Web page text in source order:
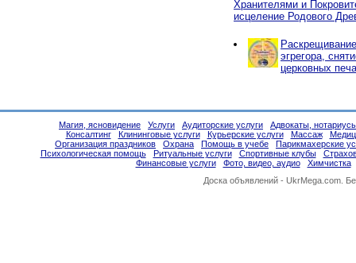
Хранителями и
исцеление Родового
эгрегора,
церковных
Магия, ясновидение Услуги Аудиторские услуги
Адвокаты,
Консалтинг
Клининговые услуги Курьерские услуги Массаж
Организация праздников
Охрана Помощь в учебе
Парикмахерские
Психологическая помощь
Ритуальные услуги Спортивные клубы
Финансовые услуги
Фото, видео, аудио
Химчистка
Доска объявлений - UkrMega.com.